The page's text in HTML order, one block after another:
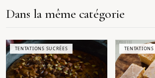
Dans la même catégorie
TENTATIONS SUCRÉES TENTATIONS